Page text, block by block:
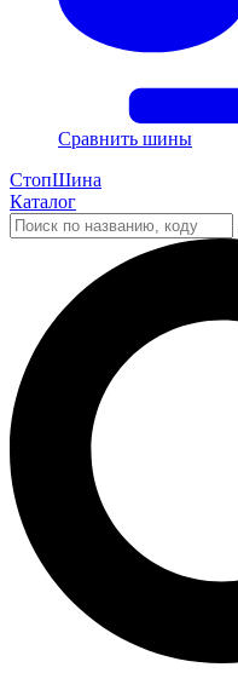
Сравнить шины
СтопШина
Каталог